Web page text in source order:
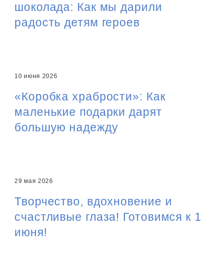
О КОМПАНИИ
ОБЪЕКТЫ
ПРЕСС-СЛУЖБА
КОНТАКТЫ
ПОИСК
шоколада: Как мы дарили
радость детям героев
10 июня 2026
«Коробка храбрости»: Как
маленькие подарки дарят
большую надежду
29 мая 2026
Творчество, вдохновение и
счастливые глаза! Готовимся к 1
июня!